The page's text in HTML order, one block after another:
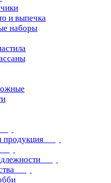
и выпечка
наборы
продукция